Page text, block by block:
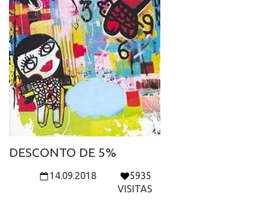
DESCONTO DE 5%
14.09.2018
5935
VISITAS